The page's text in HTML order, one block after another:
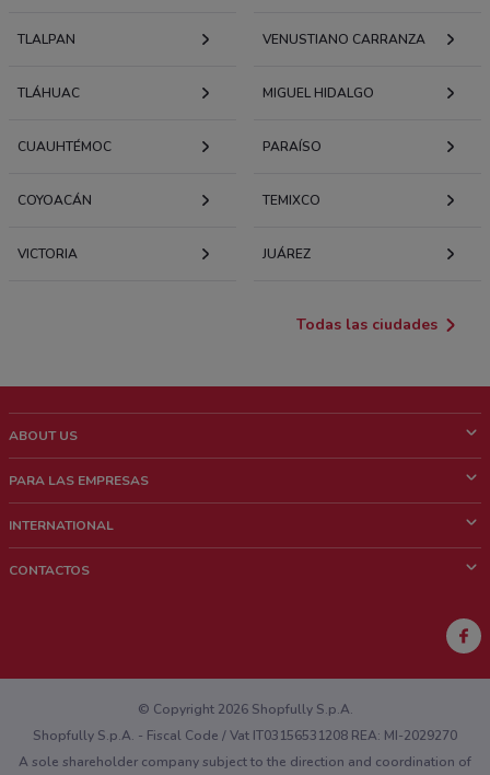
TLALPAN VENUSTIANO CARRANZA
TLÁHUAC MIGUEL HIDALGO
CUAUHTÉMOC PARAÍSO
COYOACÁN TEMIXCO
VICTORIA JUÁREZ
Todas las ciudades
ABOUT US
¿Quiénes Somos?
Trabaja con nosotros
PARA LAS EMPRESAS
Contacto comercial
INTERNATIONAL
CONTACTOS
¿Encontraste un problema en la web o en la aplicación?
© Copyright 2026 Shopfully S.p.A.
Shopfully S.p.A. - Fiscal Code / Vat IT03156531208 REA: MI-2029270
A sole shareholder company subject to the direction and coordination of